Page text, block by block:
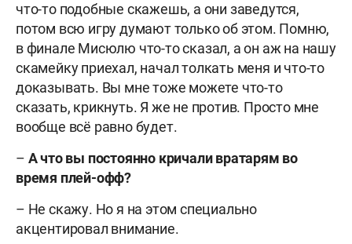
что-то подобные скажешь, а они заведутся,
потом всю игру думают только об этом. Помню,
в финале Мисюлю что-то сказал, а он аж на нашу
скамейку приехал, начал толкать меня и что-то
доказывать. Вы мне тоже можете что-то
сказать, крикнуть. Я же не против. Просто мне
вообще всё равно будет.
– А что вы постоянно кричали вратарям во
время плей-офф?
– Не скажу. Но я на этом специально
акцентировал внимание.